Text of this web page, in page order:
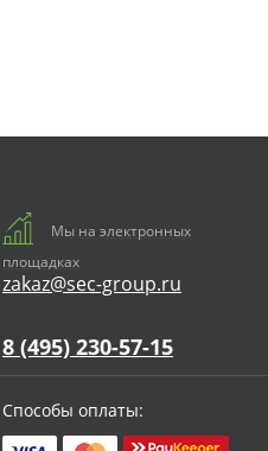
Мы на электронных
площадках
zakaz@sec-group.ru
8 (495) 230-57-15
Способы оплаты: